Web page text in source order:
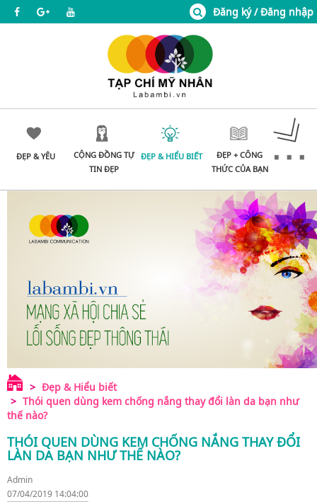
Đăng ký / Đăng nhập
ĐẸP & YÊU
CỘNG ĐỒNG TỰ
TIN ĐẸP
ĐẸP & HIỂU BIẾT
ĐẸP + CÔNG
THỨC CỦA BẠN
Đẹp & Hiểu biết
Thói quen dùng kem chống nắng thay đổi làn da bạn như
thế nào?
THÓI QUEN DÙNG KEM CHỐNG NẮNG THAY ĐỔI
LÀN DA BẠN NHƯ THẾ NÀO?
Admin
07/04/2019 14:04:00